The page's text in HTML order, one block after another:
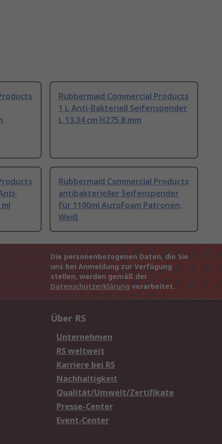
Rubbermaid Commercial Products
1 L Anti-Bakteriell Seifenspender
L 13.34 cm H275.8 mm
Rubbermaid Commercial Products
antibakterieller Seifenspender
für 1100ml AutoFoam Patronen,
Weiß
Die personenbezogenen Daten, die Sie
uns bei Anmeldung zur Verfügung
stellen, werden gemäß der
Datenschutzerklärung verarbeitet.
Über RS
Unternehmen
RS weltweit
Karriere bei RS
Nachhaltigkeit
Qualität/Umwelt/Zertifikate
Presse-Center
Event-Center